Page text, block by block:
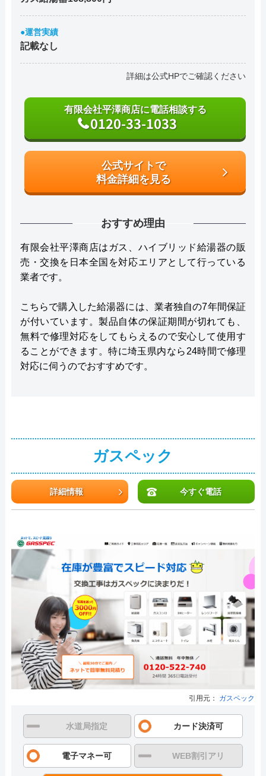
●運営実績
記載なし
詳細は公式HPでご確認ください
有限会社平澤商店に電話相談する
0120-33-1033
公式サイトで
料金詳細を見る
おすすめ理由
有限会社平澤商店はガス、ハイブリッド給湯器の販
売・交換を日本全国を対応エリアとして行っている
業者です。
こちらで購入した給湯器には、業者独自の7年間保証
が付いています。製品自体の保証期間が切れても、
無料で修理対応をしてもらえるので安心して使用す
ることができます。特に埼玉県内なら24時間で修理
対応に伺うのでおすすめです。
ガスペック
詳細情報 今すぐ電話
引用元： ガスペック
水道局指定 カード決済可
電子マネー可 WEB割引アリ